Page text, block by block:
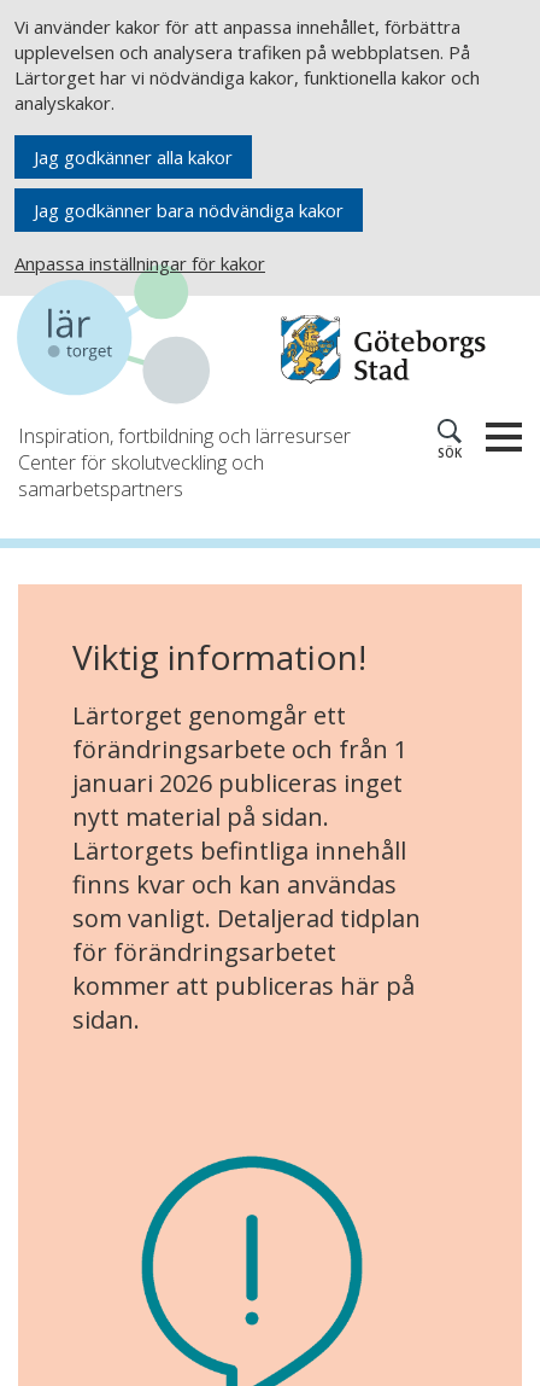
Vi använder kakor för att anpassa innehållet, förbättra
upplevelsen och analysera trafiken på webbplatsen. På
Lärtorget har vi nödvändiga kakor, funktionella kakor och
analyskakor.
Jag godkänner alla kakor
Jag godkänner bara nödvändiga kakor
Anpassa inställningar för kakor
Inspiration, fortbildning och lärresurser
Center för skolutveckling och
samarbetspartners
SÖK
Viktig information!
Lärtorget genomgår ett
förändringsarbete och från 1
januari 2026 publiceras inget
nytt material på sidan.
Lärtorgets befintliga innehåll
finns kvar och kan användas
som vanligt. Detaljerad tidplan
för förändringsarbetet
kommer att publiceras här på
sidan.